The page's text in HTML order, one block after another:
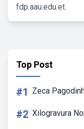
fdp.aau.edu.et.
Top Post
#1 Zeca
#2 Xilogravura